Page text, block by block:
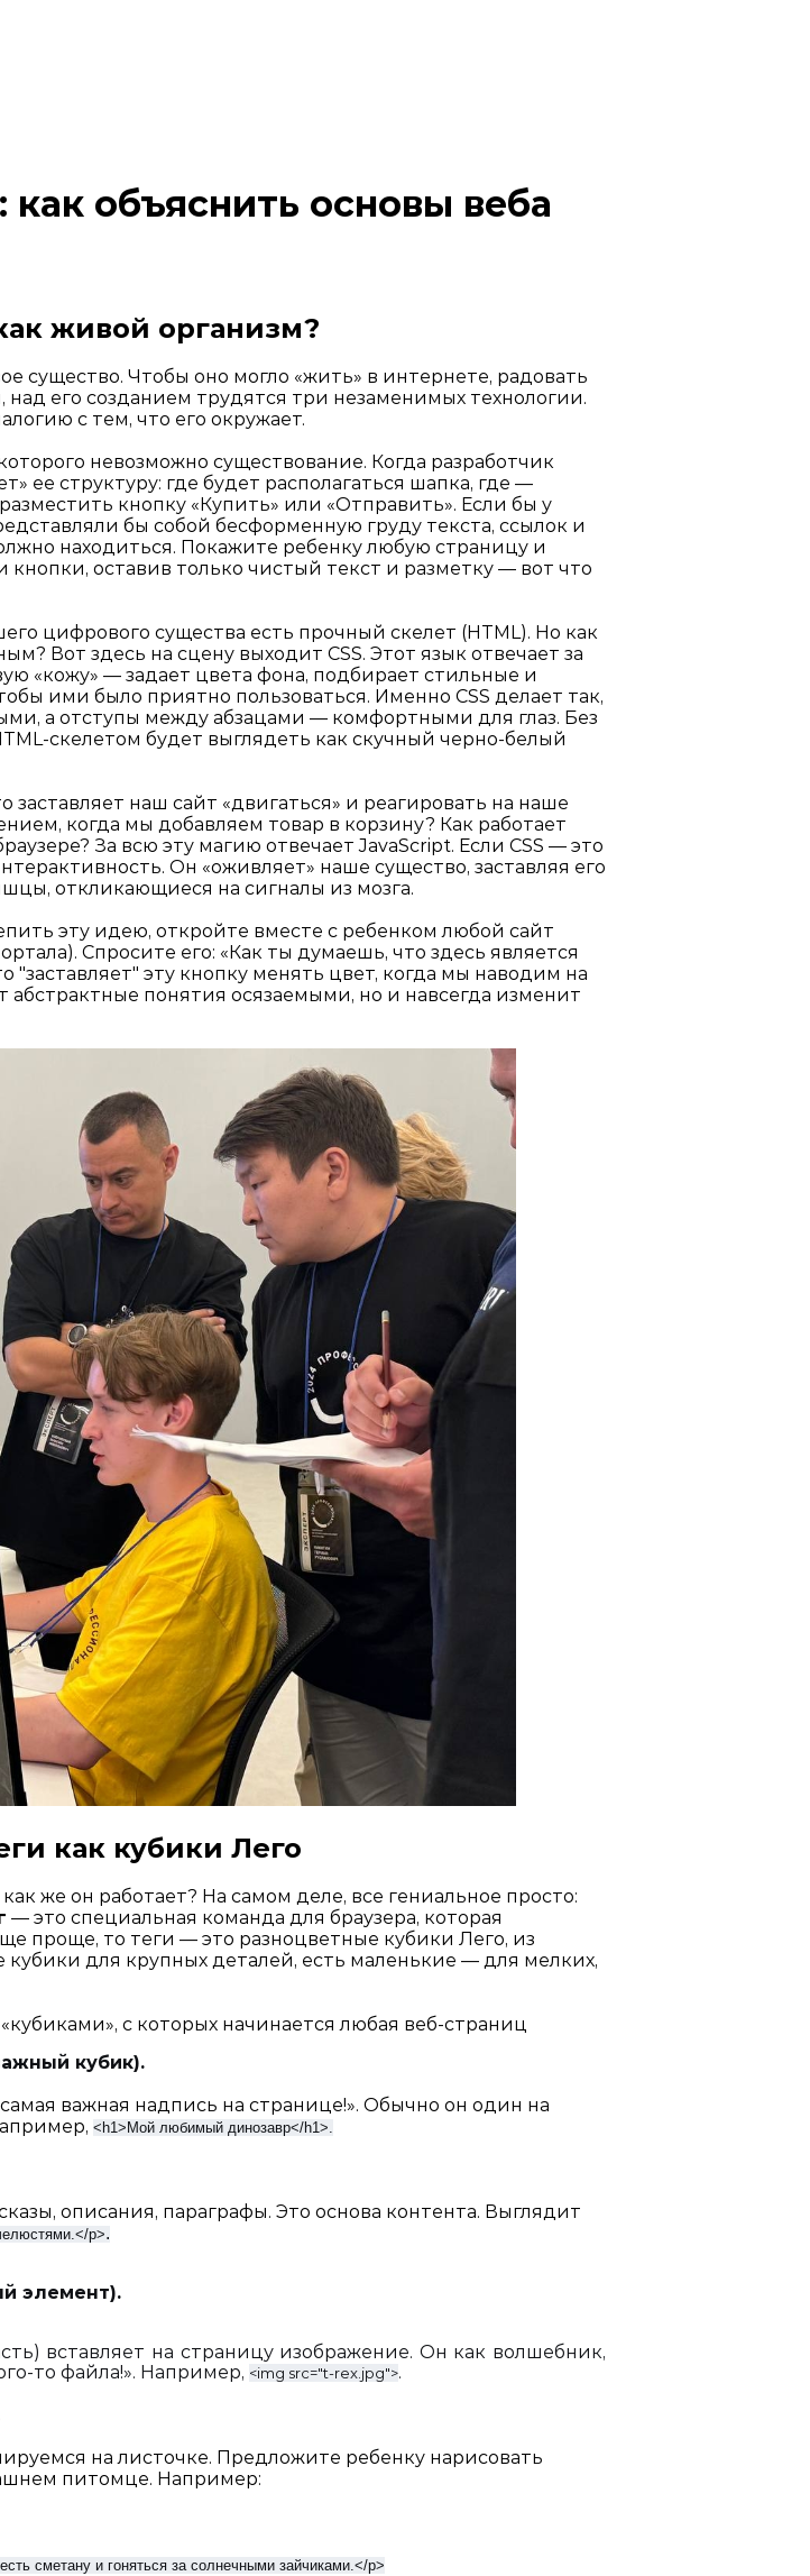
как объяснить основы веба
живой организм?
существо. Чтобы оно могло «жить» в интернете, радовать
его созданием трудятся три незаменимых технологии.
с тем, что его окружает.
невозможно существование. Когда разработчик
ее структуру: где будет располагаться шапка, где —
кнопку «Купить» или «Отправить». Если бы у
бы собой бесформенную груду текста, ссылок и
находиться. Покажите ребенку любую страницу и
оставив только чистый текст и разметку — вот что
цифрового существа есть прочный скелет (HTML). Но как
Вот здесь на сцену выходит CSS. Этот язык отвечает за
«кожу» — задает цвета фона, подбирает стильные и
ими было приятно пользоваться. Именно CSS делает так,
а отступы между абзацами — комфортными для глаз. Без
скелетом будет выглядеть как скучный черно-белый
заставляет наш сайт «двигаться» и реагировать на наше
когда мы добавляем товар в корзину? Как работает
За всю эту магию отвечает JavaScript. Если CSS — это
Он «оживляет» наше существо, заставляя его
откликающиеся на сигналы из мозга.
эту идею, откройте вместе с ребенком любой сайт
Спросите его: «Как ты думаешь, что здесь является
эту кнопку менять цвет, когда мы наводим на
абстрактные понятия осязаемыми, но и навсегда изменит
как кубики Лего
же он работает? На самом деле, все гениальное просто:
— это специальная команда для браузера, которая
проще, то теги — это разноцветные кубики Лего, из
для крупных деталей, есть маленькие — для мелких,
с которых начинается любая веб-страниц
кубик).
важная надпись на странице!». Обычно он один на
< h1> Мой любимый динозавр</h1>.
описания, параграфы. Это основа контента. Выглядит
.</p>.
элемент).
вставляет на страницу изображение. Он как волшебник,
то файла!». Например, <img src="t-rex.jpg">.
на листочке. Предложите ребенку нарисовать
питомце. Например:
сметану и гоняться за солнечными зайчиками.</p>